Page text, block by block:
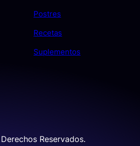
Postres
Recetas
Suplementos
Reservados.